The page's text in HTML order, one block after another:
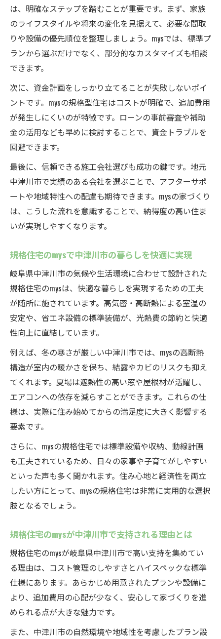
は、明確なステップを踏むことが重要です。まず、家族
のライフスタイルや将来の変化を見据えて、必要な間取
りや設備の優先順位を整理しましょう。mysでは、標準プ
ランから選ぶだけでなく、部分的なカスタマイズも相談
できます。
次に、資金計画をしっかり立てることが失敗しないポイ
ントです。mysの規格型住宅はコストが明確で、追加費用
が発生しにくいのが特徴です。ローンの事前審査や補助
金の活用なども早めに検討することで、資金トラブルを
回避できます。
最後に、信頼できる施工会社選びも成功の鍵です。地元
中津川市で実績のある会社を選ぶことで、アフターサポ
ートや地域特性への配慮も期待できます。mysの家づくり
は、こうした流れを意識することで、納得度の高い住ま
いが実現しやすくなります。
規格住宅のmysで中津川市の暮らしを快適に実現
岐阜県中津川市の気候や生活環境に合わせて設計された
規格住宅のmysは、快適な暮らしを実現するための工夫
が随所に施されています。高気密・高断熱による室温の
安定や、省エネ設備の標準装備が、光熱費の節約と快適
性向上に直結しています。
例えば、冬の寒さが厳しい中津川市では、mysの高断熱
構造が室内の暖かさを保ち、結露やカビのリスクも抑え
てくれます。夏場は遮熱性の高い窓や屋根材が活躍し、
エアコンへの依存を減らすことができます。これらの仕
様は、実際に住み始めてからの満足度に大きく影響する
要素です。
さらに、mysの規格住宅では標準設備や収納、動線計画
も工夫されているため、日々の家事や子育てがしやすい
といった声も多く聞かれます。住み心地と経済性を両立
したい方にとって、mysの規格住宅は非常に実用的な選択
肢となるでしょう。
規格住宅のmysが中津川市で支持される理由とは
規格住宅のmysが岐阜県中津川市で高い支持を集めてい
る理由は、コスト管理のしやすさとハイスペックな標準
仕様にあります。あらかじめ用意されたプランや設備に
より、追加費用の心配が少なく、安心して家づくりを進
められる点が大きな魅力です。
また、中津川市の自然環境や地域性を考慮したプラン設